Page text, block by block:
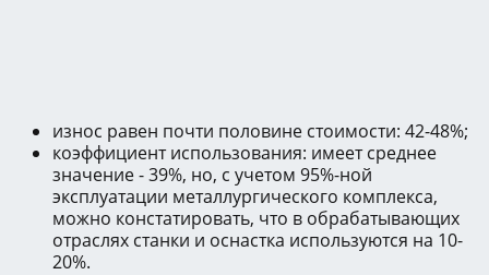
износ равен почти половине стоимости: 42-48%;
коэффициент использования: имеет среднее
значение - 39%, но, с учетом 95%-ной
эксплуатации металлургического комплекса,
можно констатировать, что в обрабатывающих
отраслях станки и оснастка используются на 10-
20%.